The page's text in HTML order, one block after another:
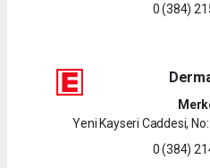
0 (384)
Yeni Kayseri Caddesi,
0 (384)